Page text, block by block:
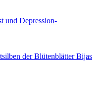
und Depression-
der Blütenblätter Bijas